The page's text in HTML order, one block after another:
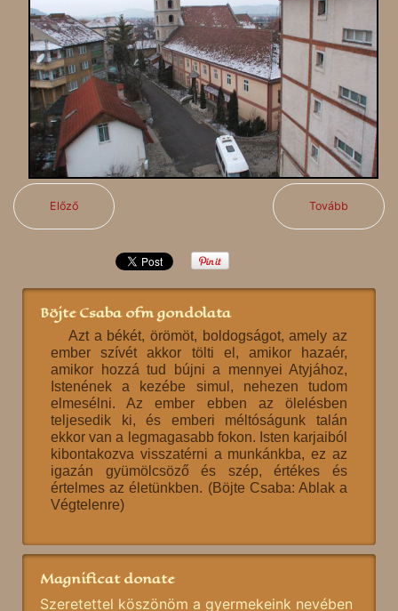
Előző Tovább
Böjte Csaba ofm gondolata
Azt a békét, örömöt, boldogságot, amely az
ember szívét akkor tölti el, amikor hazaér,
amikor hozzá tud bújni a mennyei Atyjához,
Istenének a kezébe simul, nehezen tudom
elmesélni. Az ember ebben az ölelésben
teljesedik ki, és emberi méltóságunk talán
ekkor van a legmagasabb fokon. Isten karjaiból
kibontakozva visszatérni a munkánkba, ez az
igazán gyümölcsöző és szép, értékes és
értelmes az életünkben. (Böjte Csaba: Ablak a
Végtelenre)
Magnificat donate
Szeretettel köszönöm a gyermekeink nevében